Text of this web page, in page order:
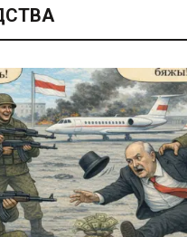
VPN